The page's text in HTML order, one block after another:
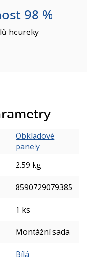
98 %
heureky
Obkladové
panely
2.59 kg
8590729079385
1 ks
Montážní sada
Bílá